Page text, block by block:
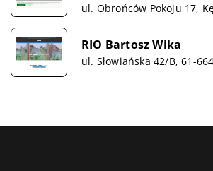
ul. Obrońców Pokoju 17,
RIO Bartosz Wika
ul. Słowiańska 42/B, 61-